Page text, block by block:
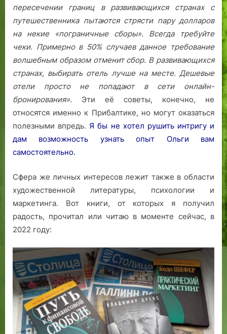
пересечении границ в развивающихся странах с
путешественника пытаются стрясти пару долларов
на некие «пограничные сборы». Всегда требуйте
чеки. Примерно в 50% случаев данное требование
волшебным образом отменит сбор. В развивающихся
странах, выбирать отель лучше на месте. Дешевые
отели просто не попадают в сети онлайн-
бронирования». Эти её советы, конечно, не
относятся именно к Прибалтике, но могут оказаться
полезными впредь. Я бы не хотел рушить интригу и
дам возможность узнать опыт Ольги вам
самостоятельно.
Сфера же личных интересов лежит также в области
художественной литературы, психологии и
маркетинга. Вот книги, от которых я получил
радость, прочитал или читаю в моменте сейчас, в
2022 году: